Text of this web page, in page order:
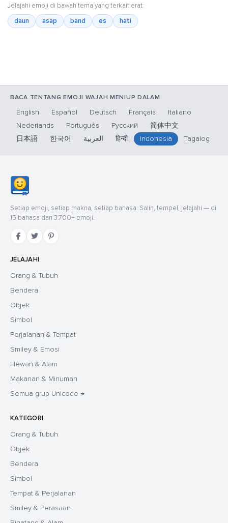
Jelajahi emoji di bawah tema yang terkait erat:
daun
asap band es hati
BACA TENTANG EMOJI WAJAH MENIUP DALAM
English Español Deutsch Français
Italiano
Nederlands
Português Русский
简体中文
日本語
한국어 العربية हिन्दी Indonesia Tagalog
Setiap emoji, setiap makna, setiap bahasa. Salin, tempel, jelajahi — di
15 bahasa dan 3.700+ emoji.
JELAJAHI
Orang & Tubuh
Bendera
Objek
Simbol
Perjalanan & Tempat
Smiley & Emosi
Hewan & Alam
Makanan & Minuman
Semua grup Unicode →
KATEGORI
Orang & Tubuh
Objek
Bendera
Simbol
Tempat & Perjalanan
Smiley & Perasaan